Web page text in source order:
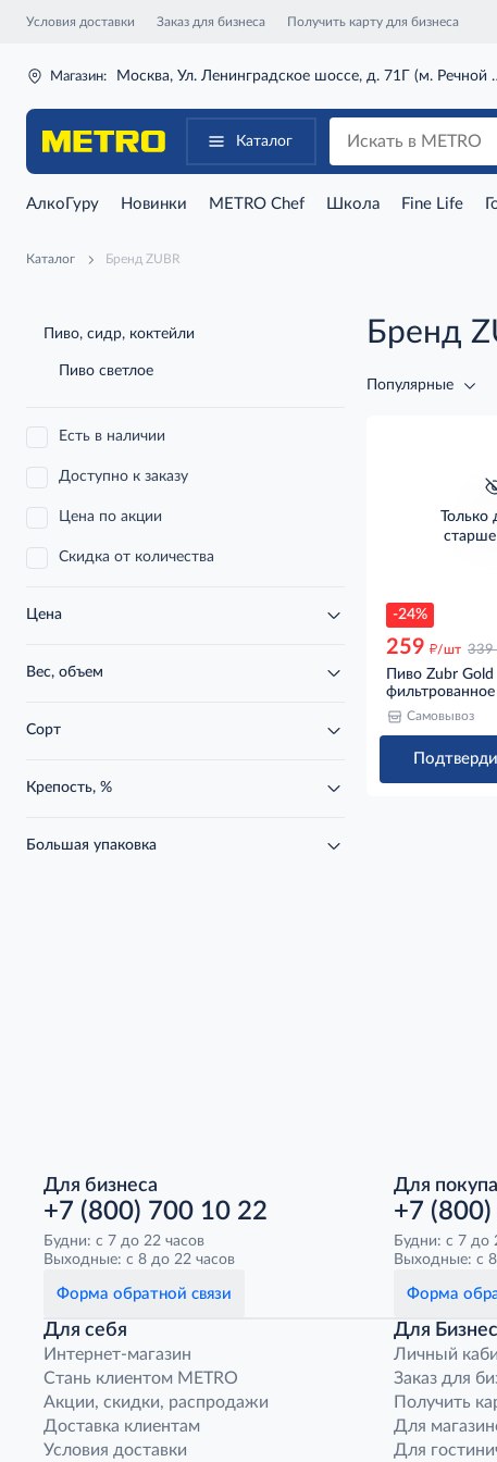
Условия доставки Заказ для бизнеса Получить карту для бизнеса
Магазин: Москва, Ул. Ленинградское шоссе, д. 71Г (м. Речной
Каталог
АлкоГуру Новинки METRO Chef Школа Fine Life
Каталог Бренд ZUBR
Пиво, сидр, коктейли
Пиво светлое
Есть в наличии
Доступно к заказу
Цена по акции
Скидка от количества
Цена
Вес, объем
Сорт
Крепость, %
Большая упаковка
Бренд
Популярные
Нет
-24%
Только
259 д/шт 339
Пиво Zubr Gold
фильтрованное
Самовывоз
Для бизнеса
+7 (800) 700 10 22
Будни: с 7 до 22 часов
Выходные: с 8 до 22 часов
Форма обратной связи
Для
+7
Будни: с 7 до
Выходные: с
Форма
Для себя
Интернет-магазин
Стань клиентом METRO
Акции, скидки, распродажи
Доставка клиентам
Условия доставки
Для
Личный
Заказ для
Получить
Для
Для